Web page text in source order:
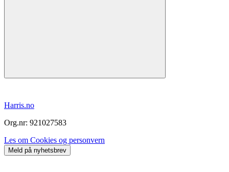
Harris.no
Org.nr: 921027583
Les om Cookies og personvern
Meld på nyhetsbrev